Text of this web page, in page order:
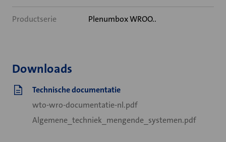
Productserie Plenumbox WROO..
Downloads
Technische documentatie
wto-wro-documentatie-nl.pdf
Algemene_techniek_mengende_systemen.pdf